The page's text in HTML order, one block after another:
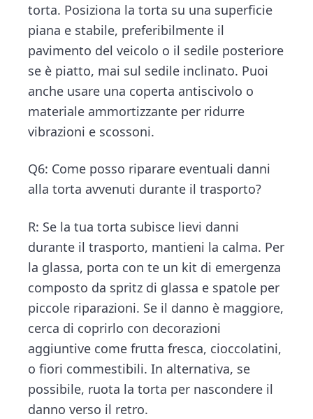
torta. Posiziona la torta su una superficie
piana e stabile, preferibilmente il
pavimento del veicolo o il sedile posteriore
se è piatto, mai sul sedile inclinato. Puoi
anche usare una coperta antiscivolo o
materiale ammortizzante per ridurre
vibrazioni e scossoni.
Q6: Come posso riparare eventuali danni
alla torta avvenuti durante il trasporto?
R: Se la tua torta subisce lievi danni
durante il trasporto, mantieni la calma. Per
la glassa, porta con te un kit di emergenza
composto da spritz di glassa e spatole per
piccole riparazioni. Se il danno è maggiore,
cerca di coprirlo con decorazioni
aggiuntive come frutta fresca, cioccolatini,
o fiori commestibili. In alternativa, se
possibile, ruota la torta per nascondere il
danno verso il retro.